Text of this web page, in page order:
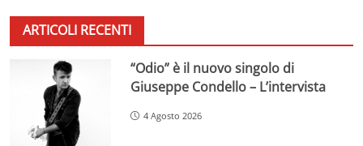
ARTICOLI RECENTI
“Odio” è il nuovo singolo di
Giuseppe Condello – L’intervista
4 Agosto 2026